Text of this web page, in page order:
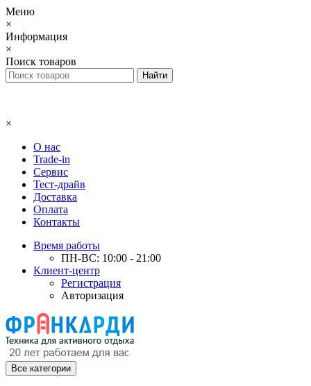
Меню
×
Информация
×
Поиск товаров
×
О нас
Trade-in
Сервис
Тест-драйв
Доставка
Оплата
Контакты
Время работы
ПН-ВС: 10:00 - 21:00
Клиент-центр
Регистрация
Авторизация
Все категории